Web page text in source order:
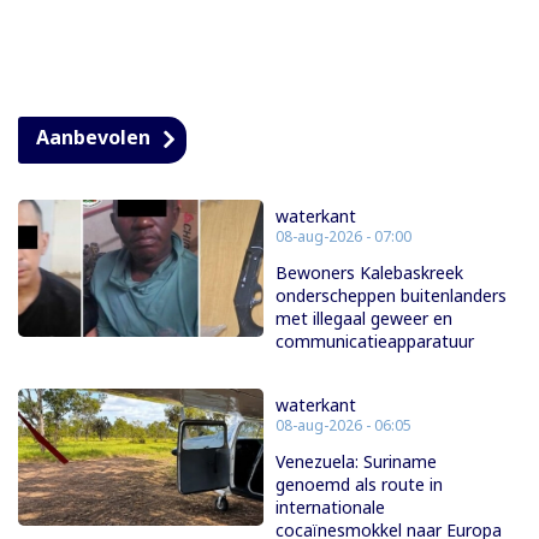
Aanbevolen
waterkant
08-aug-2026 - 07:00
Bewoners Kalebaskreek
onderscheppen buitenlanders
met illegaal geweer en
communicatieapparatuur
waterkant
08-aug-2026 - 06:05
Venezuela: Suriname
genoemd als route in
internationale
cocaïnesmokkel naar Europa